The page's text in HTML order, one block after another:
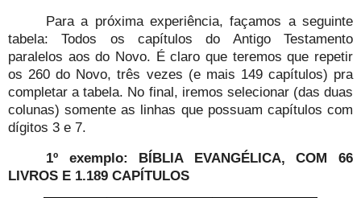
Para a próxima experiência, façamos a seguinte
tabela: Todos os capítulos do Antigo Testamento
paralelos aos do Novo. É claro que teremos que repetir
os 260 do Novo, três vezes (e mais 149 capítulos) pra
completar a tabela. No final, iremos selecionar (das duas
colunas) somente as linhas que possuam capítulos com
dígitos 3 e 7.
1º exemplo: BÍBLIA EVANGÉLICA, COM 66
LIVROS E 1.189 CAPÍTULOS